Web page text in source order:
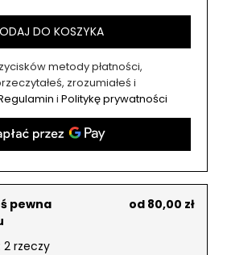
DO KOSZYKA
metody płatności,
zrozumiałeś i
i Politykę prywatności
pewna
od 80,00 zł
2 rzeczy